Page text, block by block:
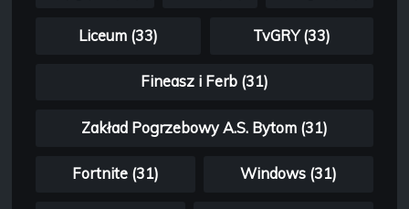
Liceum (33) TvGRY (33)
Fineasz i Ferb (31)
Zakład Pogrzebowy A.S. Bytom (31)
Fortnite (31) Windows (31)